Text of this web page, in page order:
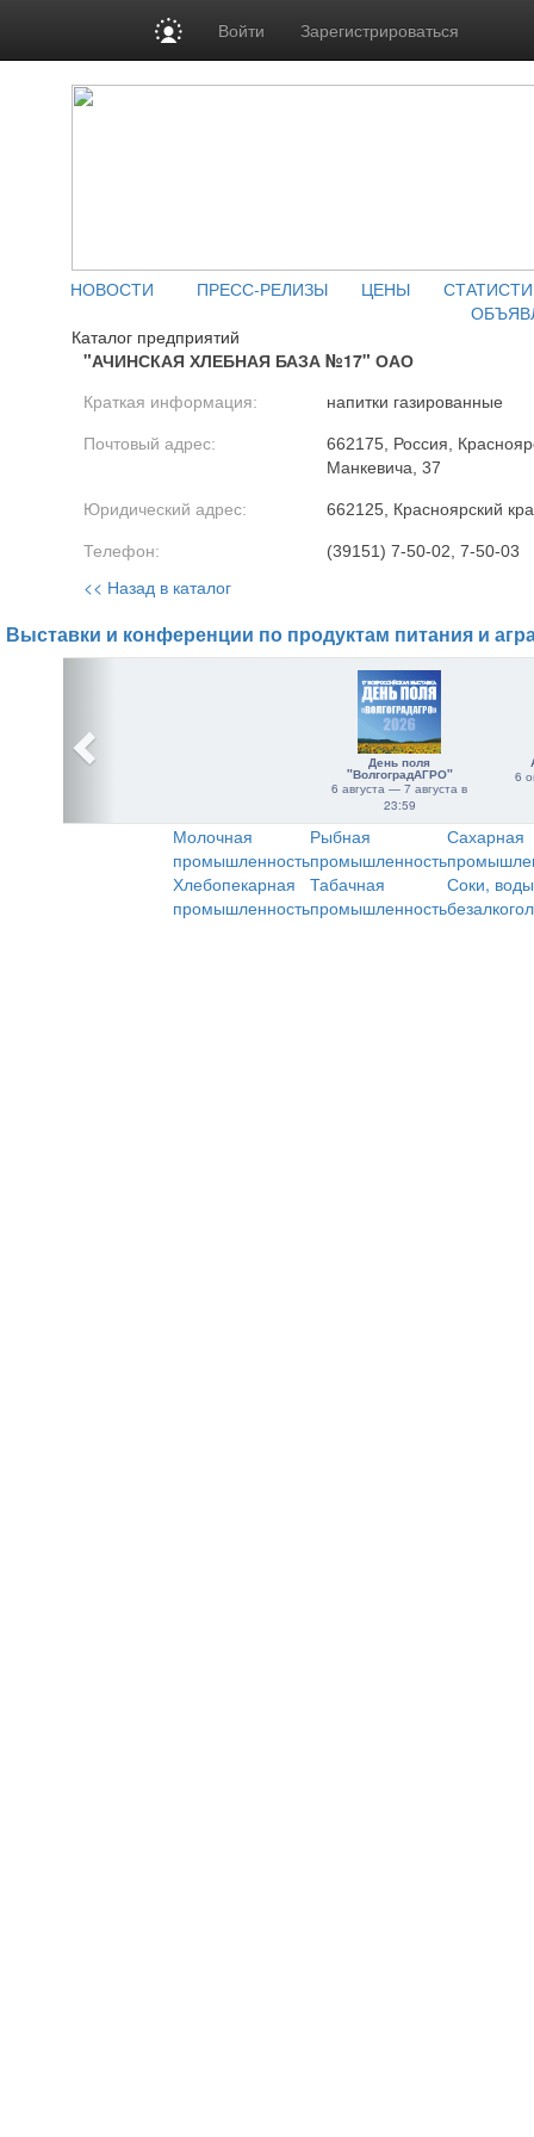
Войти Зарегистрироваться
НОВОСТИ ПРЕСС-РЕЛИЗЫ ЦЕНЫ
Каталог предприятий
"АЧИНСКАЯ ХЛЕБНАЯ БАЗА №17" ОАО
Краткая информация: напитки газированные
Почтовый адрес:
662175, Россия,
Манкевича, 37
Юридический адрес: 662125, Красноярский
Телефон: (39151) 7-50-02, 7-50-03
<< Назад в каталог
Выставки и конференции по продуктам питания и
День поля
"ВолгоградАГРО"
6 августа — 7 августа в
23:59
6
Молочная
промышленность
Рыбная
промышленность
Сахарная
Хлебопекарная
промышленность
Табачная
промышленность
Соки,